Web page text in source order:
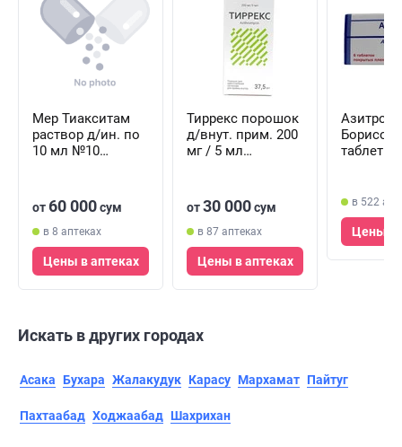
Мер Тиакситам
раствор д/ин. по
10 мл №10
от60 000сум
в 8 аптеках
Цены в аптеках
Тиррекс порошок
д/внут. прим. 200
мг / 5 мл
от30 000сум
в 87 аптеках
Цены в аптеках
в 522
Цены в
Искать в других городах
Асака Бухара Жалакудук Карасу Мархамат Пайтуг
Пахтаабад Ходжаабад Шахрихан